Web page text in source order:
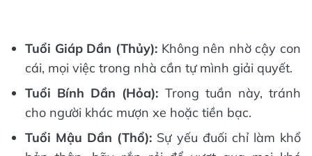
Tuổi Giáp Dần (Thủy):Không nên nhờ cậy con
cái, mọi việc trong nhà cần tự mình giải quyết.
Tuổi Bính Dần (Hỏa): Trong tuần này, tránh
cho người khác mượn xe hoặc tiền bạc.
Tuổi Mậu Dần (Thổ): Sự yếu đuối chỉ làm khổ